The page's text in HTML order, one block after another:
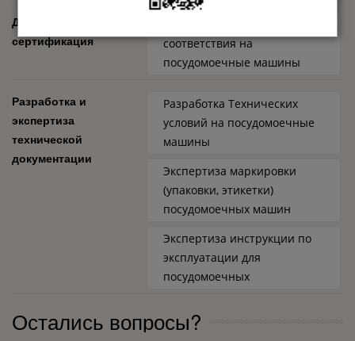
Добровольная
сертификация
соответствия на
посудомоечные машины
Разработка и
экспертиза
технической
документации
Разработка Технических
условий на посудомоечные
машины
Экспертиза маркировки
(упаковки, этикетки)
посудомоечных машин
Экспертиза инструкции по
эксплуатации для
посудомоечных
Остались вопросы?